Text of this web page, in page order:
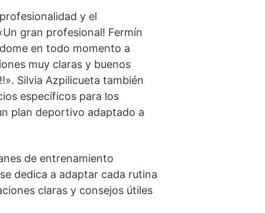
y el
gran profesional! Fermín
en todo momento a
muy claras y buenos
Silvia Azpilicueta también
específicos para los
plan deportivo adaptado a
de entrenamiento
dedica a adaptar cada rutina
claras y consejos útiles